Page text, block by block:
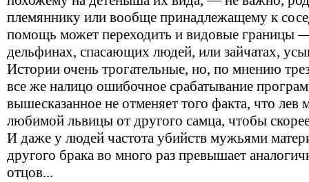
племяннику или вообще принадлежащему к
помощь может переходить и видовые границы
дельфинах, спасающих людей, или зайчатах,
Истории очень трогательные, но, по мнению
все же налицо ошибочное срабатывание
вышесказанное не отменяет того факта, что
любимой львицы от другого самца, чтобы
И даже у людей частота убийств мужьями
другого брака во много раз превышает
отцов...